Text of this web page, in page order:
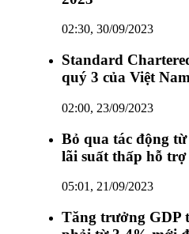
02:30, 30/09/2023
Standard
quý 3 của Việt
02:00, 23/09/2023
Bỏ qua tác động
lãi suất thấp hỗ trợ
05:01, 21/09/2023
Tăng trưởng GDP